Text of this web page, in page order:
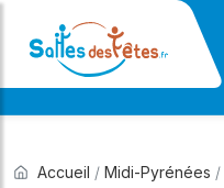
Accueil / Midi-Pyrénées /